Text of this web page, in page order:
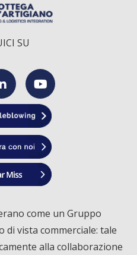
SU
L
i
n
e
Y
o
u
u
come un Gruppo
di vista commerciale: tale
alla collaborazione